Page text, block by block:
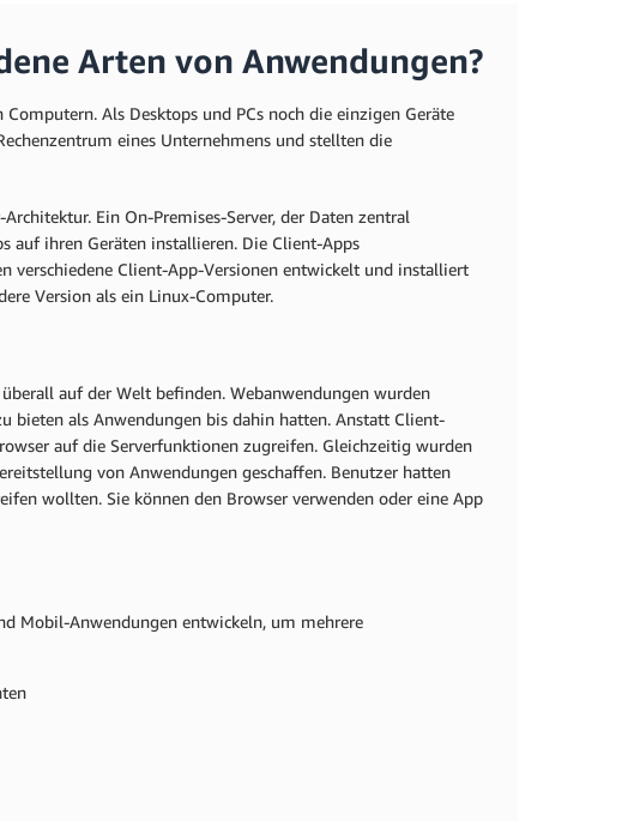
Arten von Anwendungen?
Als Desktops und PCs noch die einzigen Geräte
eines Unternehmens und stellten die
Ein On-Premises-Server, der Daten zentral
auf ihren Geräten installieren. Die Client-Apps
verschiedene Client-App-Versionen entwickelt und installiert
Version als ein Linux-Computer.
auf der Welt befinden. Webanwendungen wurden
bieten als Anwendungen bis dahin hatten. Anstatt Client-
auf die Serverfunktionen zugreifen. Gleichzeitig wurden
von Anwendungen geschaffen. Benutzer hatten
wollten. Sie können den Browser verwenden oder eine App
Mobil-Anwendungen entwickeln, um mehrere